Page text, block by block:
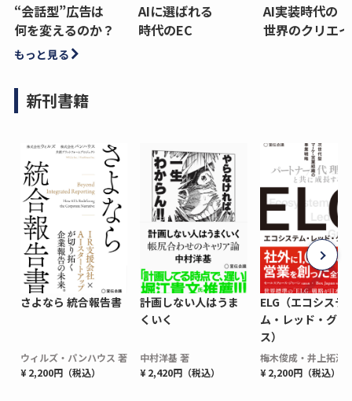
“会話型”広告は
何を変えるのか？
AIに選ばれる
時代のEC
AI実装時代の
世界のクリエ
もっと見る
新刊書籍
さよなら 統合報告書
ウィルズ・パンハウス 著
¥ 2,200円（税込）
計画しない人はうま
くいく
中村洋基 著
¥ 2,420円（税込）
ELG（エコシステ
ム・レッド・グロ
ス）
梅木俊成・井上拓海
¥ 2,200円（税込）